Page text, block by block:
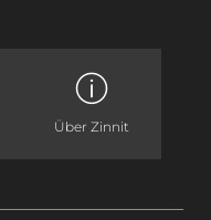
Über Zinnit